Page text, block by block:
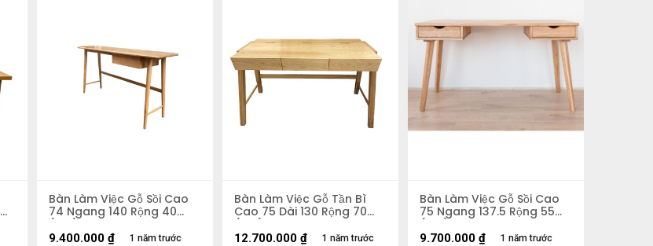
Bàn Làm Việc Gỗ Sồi Cao
74 Ngang 140 Rộng 40
(cm)
1 năm trước
9.400.000 ₫
Bàn Làm Việc Gỗ Tần Bì
Cao 75 Dài 130 Rộng 70
(cm)
1 năm trước
12.700.000 ₫
Bàn Làm Việc Gỗ Sồi Cao
75 Ngang 137.5 Rộng 55
(cm)
1 năm trước
9.700.000 ₫